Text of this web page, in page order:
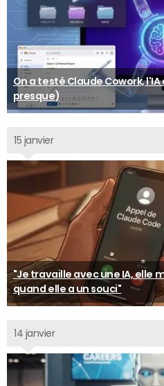
On a testé Claude Cowork,
presque)
15 janvier
"Je travaille avec une IA, elle
quand elle a un souci"
14 janvier